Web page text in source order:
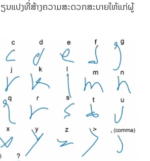
ແປງທີ່ສ້າງຄວາມສະດວກສະບາຍໃຫ້ແກ່ຜູ້